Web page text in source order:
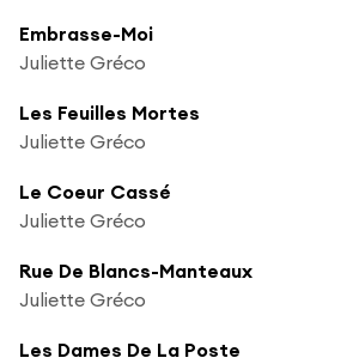
Embrasse-Moi
Juliette Gréco
Les Feuilles Mortes
Juliette Gréco
Le Coeur Cassé
Juliette Gréco
Rue De Blancs-Manteaux
Juliette Gréco
Les Dames De La Poste